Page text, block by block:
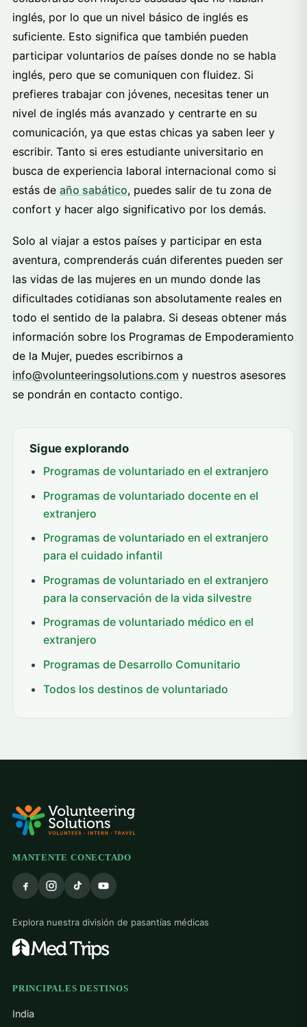
inglés, por lo que un nivel básico de inglés es
suficiente. Esto significa que también pueden
participar voluntarios de países donde no se habla
inglés, pero que se comuniquen con fluidez. Si
prefieres trabajar con jóvenes, necesitas tener un
nivel de inglés más avanzado y centrarte en su
comunicación, ya que estas chicas ya saben leer y
escribir. Tanto si eres estudiante universitario en
busca de experiencia laboral internacional como si
estás de año sabático, puedes salir de tu zona de
confort y hacer algo significativo por los demás.
Solo al viajar a estos países y participar en esta
aventura, comprenderás cuán diferentes pueden ser
las vidas de las mujeres en un mundo donde las
dificultades cotidianas son absolutamente reales en
todo el sentido de la palabra. Si deseas obtener más
información sobre los Programas de Empoderamiento
de la Mujer, puedes escribirnos a
info@volunteeringsolutions.com y nuestros asesores
se pondrán en contacto contigo.
Sigue explorando
Programas de voluntariado en el extranjero
Programas de voluntariado docente en el
extranjero
Programas de voluntariado en el extranjero
para el cuidado infantil
Programas de voluntariado en el extranjero
para la conservación de la vida silvestre
Programas de voluntariado médico en el
extranjero
Programas de Desarrollo Comunitario
Todos los destinos de voluntariado
MANTENTE CONECTADO
Explora nuestra división de pasantías médicas
PRINCIPALES DESTINOS
India